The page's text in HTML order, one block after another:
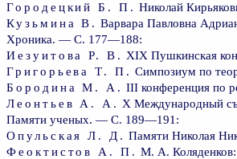
Городецкий Б. П. Николай
Кузьмина В. Варвара Павловна
Хроника. — С. 177—188:
Иезуитова Р. В. XIX Пушкинская
Григорьева Т. П. Симпозиум по
Бородина М. А. III конференция по
Леонтьев А. А. X Международный
Памяти ученых. — С. 189—191:
Опульская Л. Д. Памяти Николая
Феоктистов А. П. М. А.